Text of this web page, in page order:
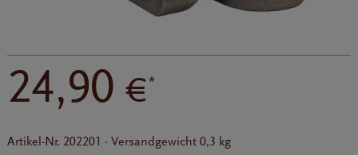
24,90€*
Artikel-Nr. 202201 · Versandgewicht 0,3 kg